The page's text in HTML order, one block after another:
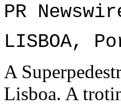
PR
LISBOA,
A
Lisboa. A